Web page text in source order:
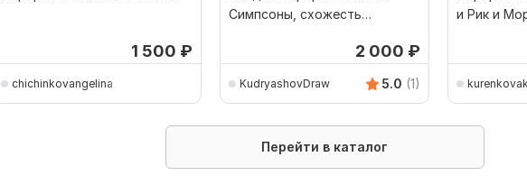
1 500 ₽
chichinkovangelina
Симпсоны, схожесть
2 000 ₽
KudryashovDraw 5.0 (1)
и Рик и
Перейти в каталог